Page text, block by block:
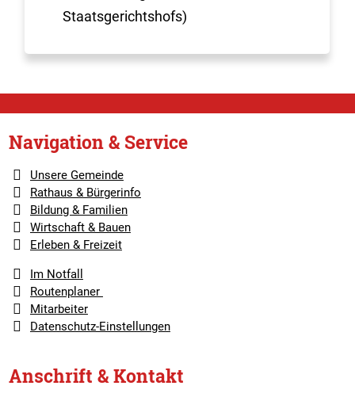
Staatsgerichtshofs)
Navigation & Service
Unsere Gemeinde
Rathaus & Bürgerinfo
Bildung & Familien
Wirtschaft & Bauen
Erleben & Freizeit
Im Notfall
Routenplaner
Mitarbeiter
Datenschutz-Einstellungen
Anschrift & Kontakt